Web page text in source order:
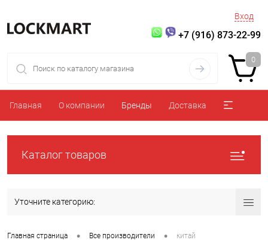
Вход
+7 (916) 873-22-99
0
Главная О компании Бренды Доставка
Каталог товаров
Уточните категорию:
Главная страница • Все производители • китай